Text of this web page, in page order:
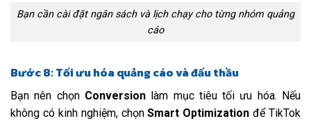
Bạn cần cài đặt ngân sách và lịch chạy cho từng nhóm quảng
cáo
Bước 8: Tối ưu hóa quảng cáo và đấu thầu
Bạn nên chọn Conversionlàm mục tiêu tối ưu hóa. Nếu
không có kinh nghiệm, chọnSmart Optimization để TikTok